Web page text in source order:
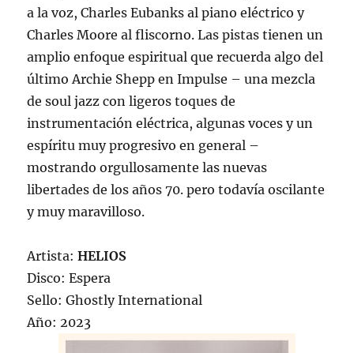
a la voz, Charles Eubanks al piano eléctrico y
Charles Moore al fliscorno. Las pistas tienen un
amplio enfoque espiritual que recuerda algo del
último Archie Shepp en Impulse – una mezcla
de soul jazz con ligeros toques de
instrumentación eléctrica, algunas voces y un
espíritu muy progresivo en general –
mostrando orgullosamente las nuevas
libertades de los años 70. pero todavía oscilante
y muy maravilloso.
Artista:HELIOS
Disco: Espera
Sello: Ghostly International
Año: 2023